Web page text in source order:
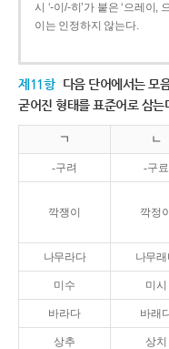
시 ‘-이/-히’가 붙은 ‘으레이,
이는 인정하지 않는다.
제11항 다음 단어에서는 모
굳어진 형태를 표준어로 삼
ㄱ ㄴ
-구려 -구료
깍쟁이 깍정이
나무라다 나무
미수 미시
바라다 바래
상추 상치